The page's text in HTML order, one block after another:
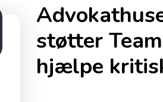
støtter
hjælpe